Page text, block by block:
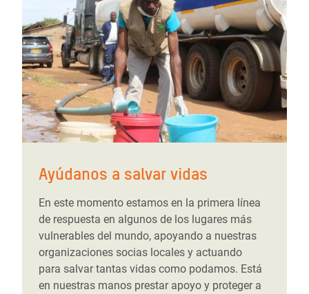
Ayúdanos a salvar vidas
En este momento estamos en la primera línea
de respuesta en algunos de los lugares más
vulnerables del mundo, apoyando a nuestras
organizaciones socias locales y actuando
para salvar tantas vidas como podamos. Está
en nuestras manos prestar apoyo y proteger a